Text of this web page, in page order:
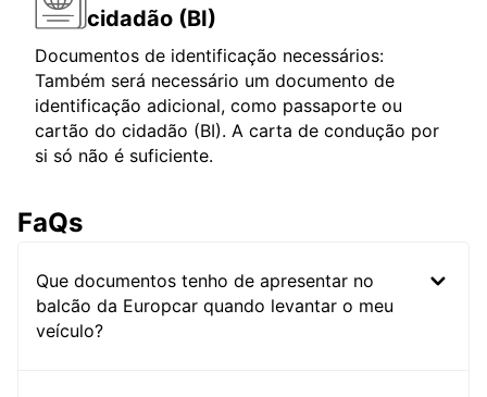
cidadão (BI)
Documentos de identificação necessários:
Também será necessário um documento de
identificação adicional, como passaporte ou
cartão do cidadão (BI). A carta de condução por
si só não é suficiente.
FaQs
Que documentos tenho de apresentar no
balcão da Europcar quando levantar o meu
veículo?